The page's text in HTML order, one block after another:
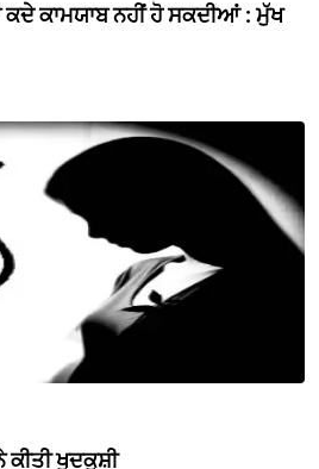
ਕਦੇ ਕਾਮਯਾਬ ਨਹੀਂ ਹੋ ਸਕਦੀਆਂ : ਮੁੱਖ
ਖੁਦਕੁਸ਼ੀ